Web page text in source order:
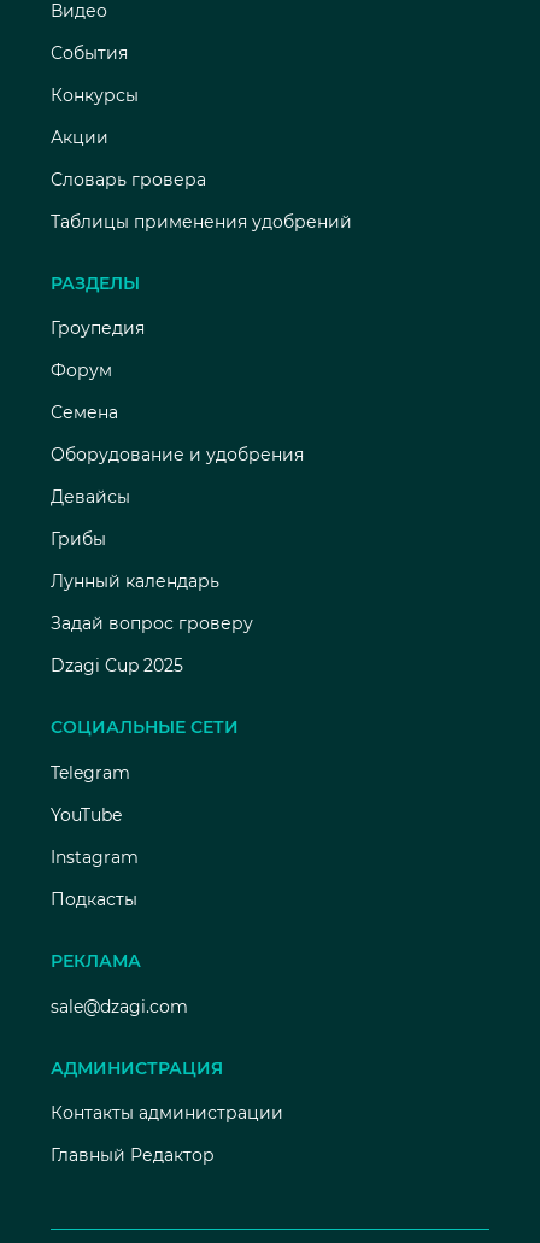
Видео
События
Конкурсы
Акции
Словарь гровера
Таблицы применения удобрений
РАЗДЕЛЫ
Гроупедия
Форум
Семена
Оборудование и удобрения
Девайсы
Грибы
Лунный календарь
Задай вопрос гроверу
Dzagi Cup 2025
СОЦИАЛЬНЫЕ СЕТИ
Telegram
YouTube
Instagram
Подкасты
РЕКЛАМА
sale@dzagi.com
АДМИНИСТРАЦИЯ
Контакты администрации
Главный Редактор